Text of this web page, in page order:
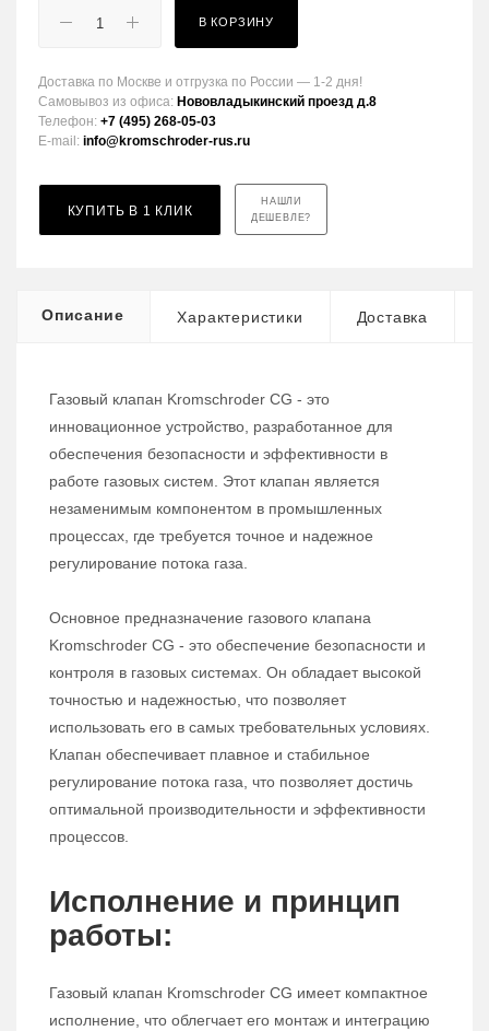
В КОРЗИНУ
Доставка по Москве и отгрузка по России — 1-2 дня!
Самовывоз из офиса: Нововладыкинский проезд д.8
Телефон: +7 (495) 268-05-03
E-mail: info@kromschroder-rus.ru
КУПИТЬ В 1 КЛИК
НАШЛИ
ДЕШЕВЛЕ?
Описание Характеристики Доставка
Газовый клапан Kromschroder CG - это
инновационное устройство, разработанное для
обеспечения безопасности и эффективности в
работе газовых систем. Этот клапан является
незаменимым компонентом в промышленных
процессах, где требуется точное и надежное
регулирование потока газа.
Основное предназначение газового клапана
Kromschroder CG - это обеспечение безопасности и
контроля в газовых системах. Он обладает высокой
точностью и надежностью, что позволяет
использовать его в самых требовательных условиях.
Клапан обеспечивает плавное и стабильное
регулирование потока газа, что позволяет достичь
оптимальной производительности и эффективности
процессов.
Исполнение и принцип
работы:
Газовый клапан Kromschroder CG имеет компактное
исполнение, что облегчает его монтаж и интеграцию